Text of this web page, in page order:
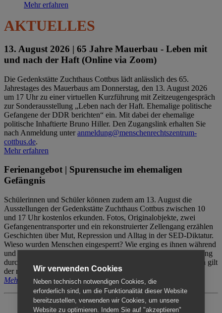
Mehr erfahren
AKTUELLES
13. August 2026 | 65 Jahre Mauerbau - Leben mit
und nach der Haft (Online via Zoom)
Die Gedenkstätte Zuchthaus Cottbus lädt anlässlich des 65.
Jahrestages des Mauerbaus am Donnerstag, den 13. August 2026
um 17 Uhr zu einer virtuellen Kurzführung mit Zeitzeugengespräch
zur Sonderausstellung „Leben nach der Haft. Ehemalige politische
Gefangene der DDR berichten“ ein. Mit dabei der ehemalige
politische Inhaftierte Bruno Hiller. Den Zugangslink erhalten Sie
nach Anmeldung unteranmeldung@menschenrechtszentrum-
cottbus.de.
Mehr erfahren
Ferienangebot | Spurensuche im ehemaligen
Gefängnis
Schülerinnen und Schüler können zudem am 13. August die
Ausstellungen der Gedenkstätte Zuchthaus Cottbus zwischen 10
und 17 Uhr kostenlos erkunden. Fotos, Originalobjekte, zwei
Gefangenentransporter und ein rekonstruierter Zellengang erzählen
Geschichten über Mut, Repression und Alltag in der SED-Diktatur.
Wieso wurden Menschen eingesperrt? Wie erging es ihnen während
und nach der Haft? Der Besuch erfolgt individuell ohne Betreuung
durch das Menschenrechtszentrum Cottbus. Für Begleitpersonen gilt
der reguläre Eintritt (8€ / ermäßigt 5€).
Mehr erfahren
Wir verwenden Cookies
Neben technisch notwendigen Cookies, die
erforderlich sind, um die Funktionalität dieser Website
bereitzustellen, verwenden wir Cookies, um unsere
Website zu optimieren. Indem Sie auf "akzeptieren"